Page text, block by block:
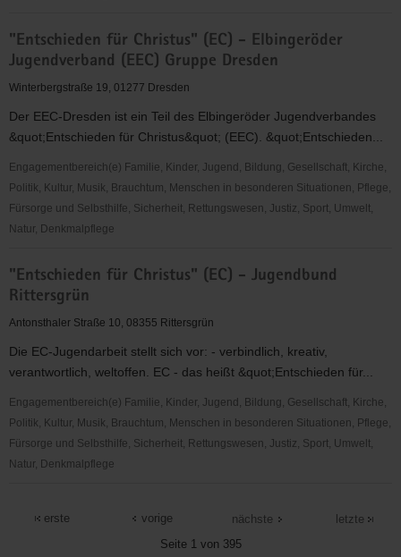
Glitzerstein
e.
V."
"Entschieden für Christus" (EC) - Elbingeröder
Jugendverband (EEC) Gruppe Dresden
Winterbergstraße 19, 01277 Dresden
Der EEC-Dresden ist ein Teil des Elbingeröder Jugendverbandes
&quot;Entschieden für Christus&quot; (EEC). &quot;Entschieden...
Engagementbereich(e) Familie, Kinder, Jugend, Bildung, Gesellschaft, Kirche,
Politik, Kultur, Musik, Brauchtum, Menschen in besonderen Situationen, Pflege,
Fürsorge und Selbsthilfe, Sicherheit, Rettungswesen, Justiz, Sport, Umwelt,
Natur, Denkmalpflege
für
Christus"
(EC)
Elbingeröder
Jugendverband
(EEC)
Gruppe
Dresden
"Entschieden für Christus" (EC) - Jugendbund
Rittersgrün
Antonsthaler Straße 10, 08355 Rittersgrün
Die EC-Jugendarbeit stellt sich vor: - verbindlich, kreativ,
verantwortlich, weltoffen. EC - das heißt &quot;Entschieden für...
Engagementbereich(e) Familie, Kinder, Jugend, Bildung, Gesellschaft, Kirche,
Politik, Kultur, Musik, Brauchtum, Menschen in besonderen Situationen, Pflege,
Fürsorge und Selbsthilfe, Sicherheit, Rettungswesen, Justiz, Sport, Umwelt,
Natur, Denkmalpflege
erste
vorige
Seite 1 von 395
nächste letzte